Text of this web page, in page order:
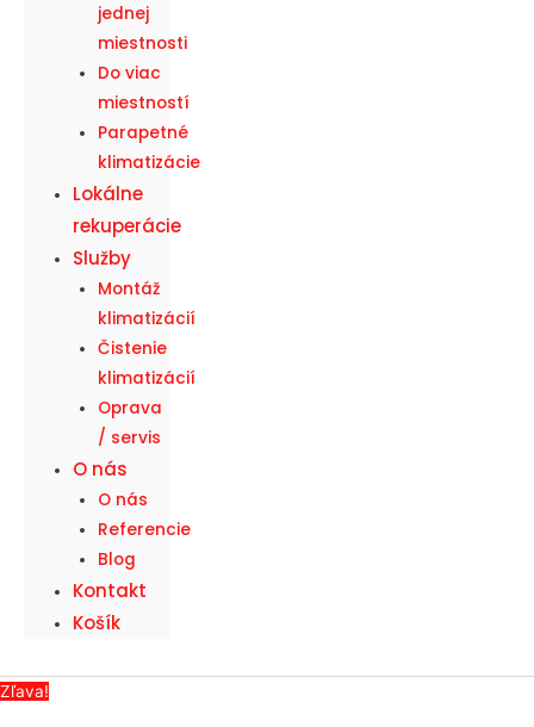
jednej
miestnosti
Do viac
miestností
Parapetné
klimatizácie
Lokálne
rekuperácie
Služby
Montáž
klimatizácií
Čistenie
klimatizácií
Oprava
/ servis
O nás
O nás
Referencie
Blog
Kontakt
Košík
Zľava!